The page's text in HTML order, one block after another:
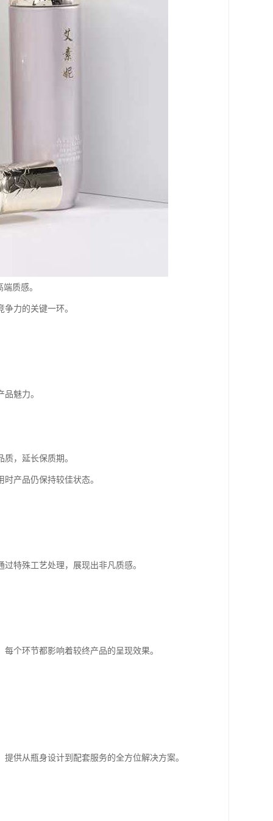
质感。
力的关键一环。
魅力。
，延长保质期。
产品仍保持较佳状态。
特殊工艺处理，展现出非凡质感。
个环节都影响着较终产品的呈现效果。
供从瓶身设计到配套服务的全方位解决方案。